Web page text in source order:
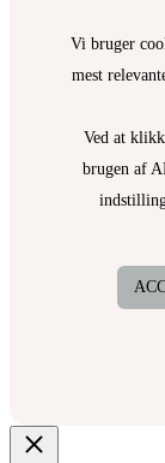
Vi bruger
mest
Ved at
brugen af